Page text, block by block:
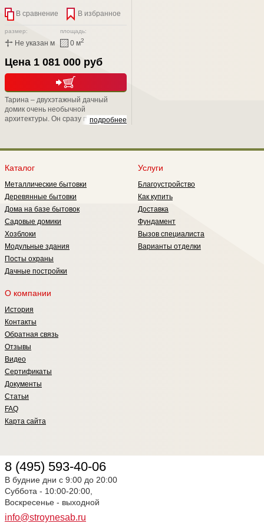
В сравнение В избранное
размер:
Не указан м
площадь:
0 м2
Цена 1 081 000 руб
подробнее
Тарина – двухэтажный дачный
домик очень необычной
архитектуры. Он сразу привлекает
которое обеспечивает практически
очень практичен: вы наверняка
комфортную температуру в
помещениях первого этажа,
самым жарким летом.
Каталог
Металлические бытовки
Деревянные бытовки
Дома на базе бытовок
Садовые домики
Хозблоки
Модульные здания
Посты охраны
Дачные постройки
Услуги
Благоустройство
Как купить
Доставка
Фундамент
Вызов специалиста
Варианты отделки
О компании
История
Контакты
Обратная связь
Отзывы
Видео
Сертификаты
Документы
Статьи
FAQ
Карта сайта
8 (495) 593-40-06
В будние дни с 9:00 до 20:00
Суббота - 10:00-20:00,
Воскресенье - выходной
info@stroynesab.ru